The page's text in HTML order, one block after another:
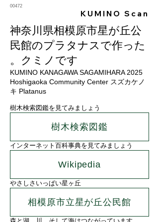
00472
KUMINO Scan
神奈川県相模原市星が丘公
民館のプラタナスで作った
クミノです。
KUMINO KANAGAWA SAGAMIHARA 2025
Hoshigaoka Community Center スズカケノ
キ Platanus
樹木検索図鑑を見てみましょう
樹木検索図鑑
インターネット百科事典を見てみましょう
Wikipedia
やさしさいっぱい星ヶ丘
相模原市立星が丘公民館